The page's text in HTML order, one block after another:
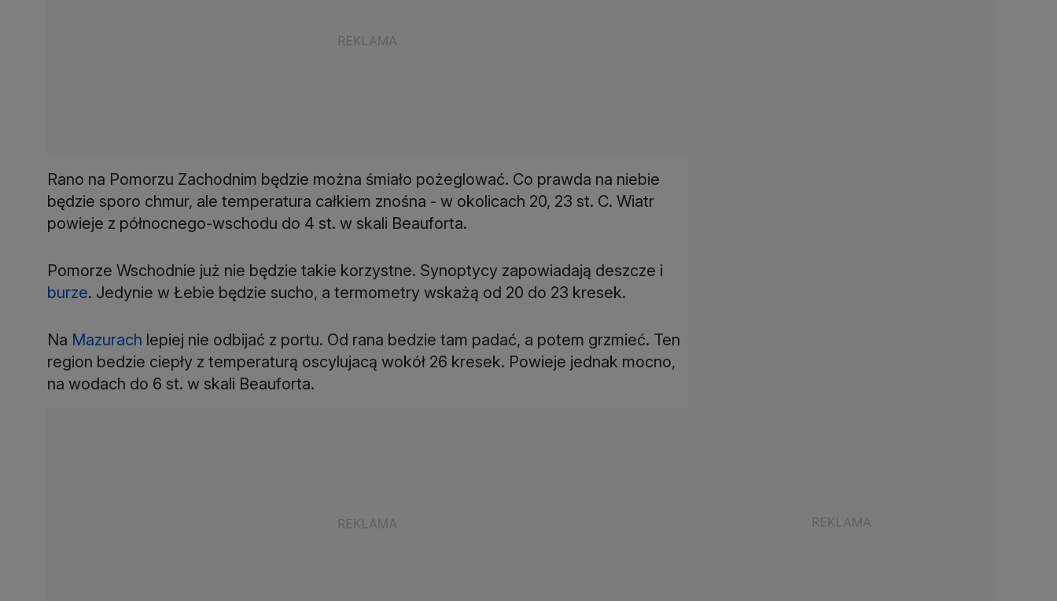
Rano na Pomorzu Zachodnim będzie można śmiało pożeglować. Co prawda na niebie
będzie sporo chmur, ale temperatura całkiem znośna - w okolicach 20, 23 st. C. Wiatr
powieje z północnego-wschodu do 4 st. w skali Beauforta.
Pomorze Wschodnie już nie będzie takie korzystne. Synoptycy zapowiadają deszcze i
burze. Jedynie w Łebie będzie sucho, a termometry wskażą od 20 do 23 kresek.
Na Mazurach lepiej nie odbijać z portu. Od rana bedzie tam padać, a potem grzmieć. Ten
region bedzie ciepły z temperaturą oscylujacą wokół 26 kresek. Powieje jednak mocno,
na wodach do 6 st. w skali Beauforta.